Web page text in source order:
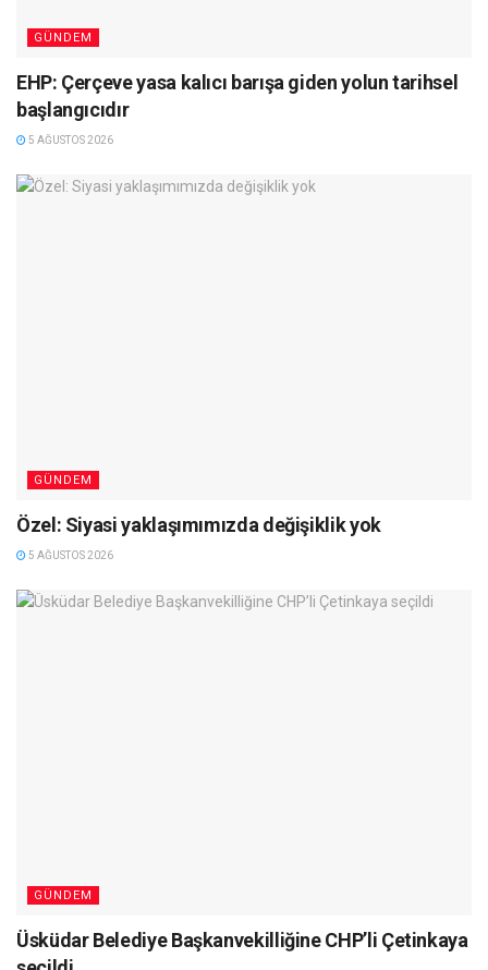
GÜNDEM
EHP: Çerçeve yasa kalıcı barışa giden yolun tarihsel
başlangıcıdır
5 AĞUSTOS 2026
GÜNDEM
Özel: Siyasi yaklaşımımızda değişiklik yok
5 AĞUSTOS 2026
GÜNDEM
Üsküdar Belediye Başkanvekilliğine CHP’li Çetinkaya